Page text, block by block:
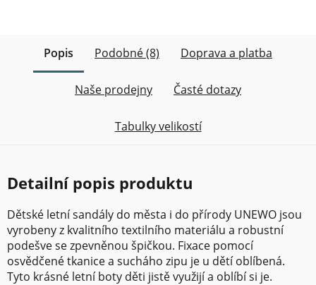
Popis Podobné (8) Doprava a platba
Naše prodejny Časté dotazy
Tabulky velikostí
Detailní popis produktu
Dětské letní sandály do města i do přírody UNEWO jsou
vyrobeny z kvalitního textilního materiálu a robustní
podešve se zpevněnou špičkou. Fixace pomocí
osvědčené tkanice a sucháho zipu je u dětí oblíbená.
Tyto krásné letní boty děti jistě využijí a oblíbí si je.